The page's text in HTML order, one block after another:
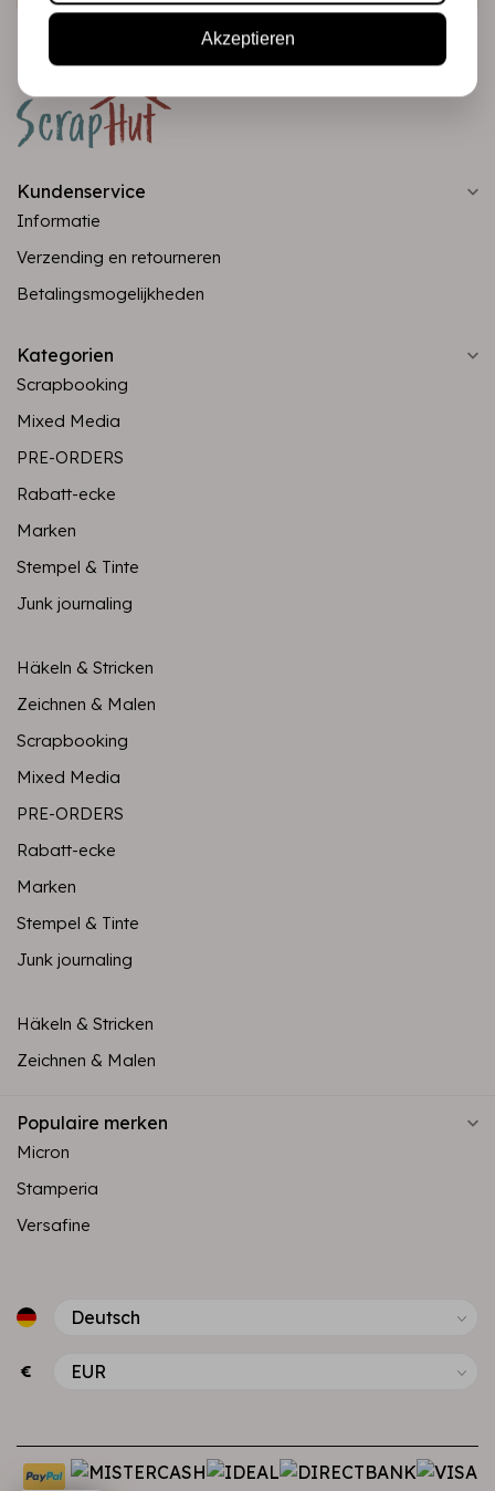
Kundenservice
Informatie
Verzending en retourneren
Betalingsmogelijkheden
Kategorien
Scrapbooking
Mixed Media
PRE-ORDERS
Rabatt-ecke
Marken
Stempel & Tinte
Junk journaling
Häkeln & Stricken
Zeichnen & Malen
Scrapbooking
Mixed Media
PRE-ORDERS
Rabatt-ecke
Marken
Stempel & Tinte
Junk journaling
Häkeln & Stricken
Zeichnen & Malen
Populaire merken
Micron
Stamperia
Versafine
€
Akzeptieren